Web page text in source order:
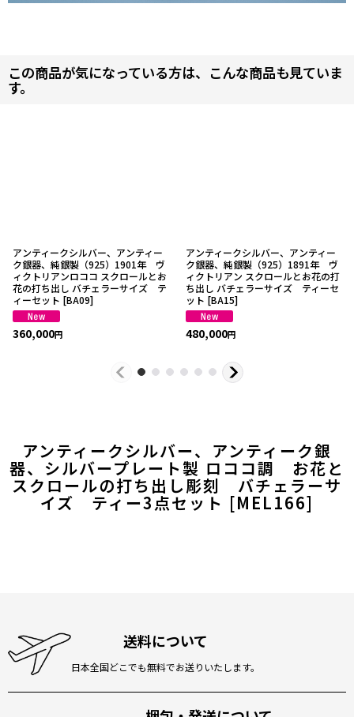
アンティークシルバー、アンティーク銀
器、シルバープレート製 ロココ調 お花と
スクロールの打ち出し彫刻 バチェラーサ
イズ ティー3点セット [MEL166]
この商品が気になっている方は、こんな商品も見ていま
す。
アンティークシルバー、アンティー
ク銀器、純銀製（925）1901年 ヴ
ィクトリアンロココ スクロールとお
花の打ち出し バチェラーサイズ テ
ィーセット [BA09]
360,000円
アンティークシルバー、アンティー
ク銀器、純銀製（925）1891年 ヴ
ィクトリアン スクロールとお花の打
ち出し バチェラーサイズ ティーセ
ット [BA15]
480,000円
送料について
日本全国どこでも無料でお送りいたします。